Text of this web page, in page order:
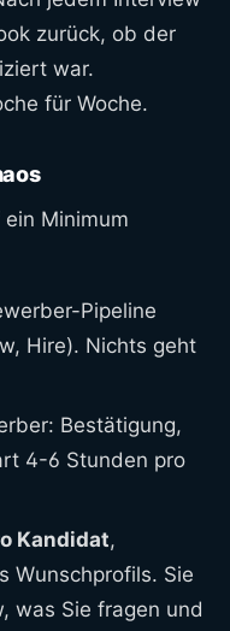
zurück, ob der
war.
für Woche.
Minimum
Pipeline
Hire). Nichts geht
Bestätigung,
4-6 Stunden pro
Kandidat,
Wunschprofils. Sie
was Sie fragen und